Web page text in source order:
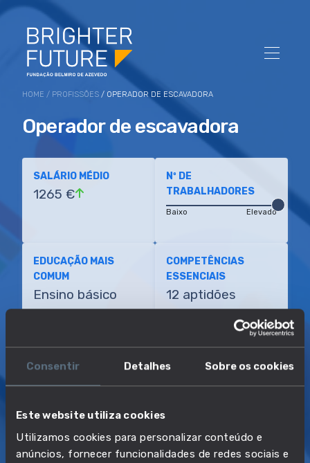
Consentir Detalhes Sobre os cookies
Este website utiliza cookies
Utilizamos cookies para personalizar conteúdo e
anúncios, fornecer funcionalidades de redes sociais e
HOME / PROFISSÕES / OPERADOR DE ESCAVADORA
Operador de escavadora
SALÁRIO MÉDIO
1265 €
Nº DE
TRABALHADORES
Baixo Elevado
EDUCAÇÃO MAIS
COMUM
Ensino básico
COMPETÊNCIAS
ESSENCIAIS
12 aptidões
conhecimento
SOBRE EMPREGO E SALÁRIO